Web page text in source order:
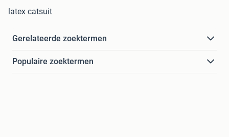
latex catsuit
Gerelateerde zoektermen
Populaire zoektermen